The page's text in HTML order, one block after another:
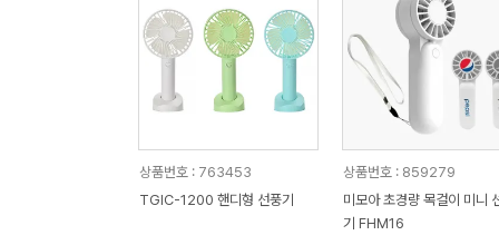
상품번호 : 763453
TGIC-1200 핸디형 선풍기
상품번호 : 859279
미모아 초경량 목걸이 미니
기 FHM16